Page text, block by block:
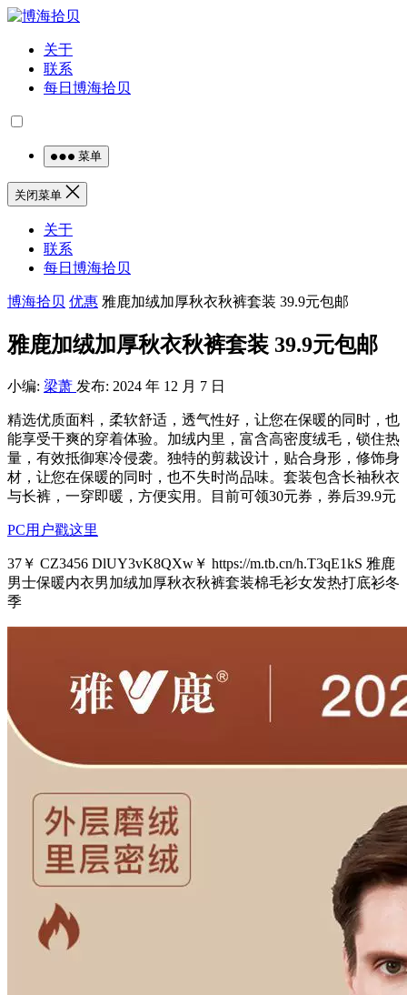
关于
联系
每日博海拾贝
菜单
关闭菜单
关于
联系
每日博海拾贝
博海拾贝 优惠 雅鹿加绒加厚秋衣秋裤套装 39.9元包邮
雅鹿加绒加厚秋衣秋裤套装 39.9元包邮
小编: 梁萧 发布: 2024 年 12 月 7 日
精选优质面料，柔软舒适，透气性好，让您在保暖的同时，也
能享受干爽的穿着体验。加绒内里，富含高密度绒毛，锁住热
量，有效抵御寒冷侵袭。独特的剪裁设计，贴合身形，修饰身
材，让您在保暖的同时，也不失时尚品味。套装包含长袖秋衣
与长裤，一穿即暖，方便实用。目前可领30元券，券后39.9元
PC用户戳这里
37￥ CZ3456 DlUY3vK8QXw￥ https://m.tb.cn/h.T3qE1kS 雅鹿
男士保暖内衣男加绒加厚秋衣秋裤套装棉毛衫女发热打底衫冬
季